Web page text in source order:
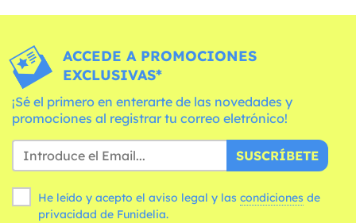
ACCEDE A PROMOCIONES
EXCLUSIVAS*
¡Sé el primero en enterarte de las novedades y
promociones al registrar tu correo eletrónico!
SUSCRÍBETE
He leído y acepto el aviso legal y las condiciones
privacidad de Funidelia.